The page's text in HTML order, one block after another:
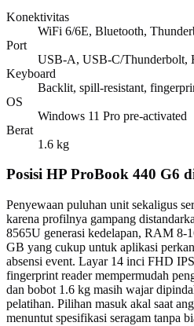
Konektivitas
WiFi 6/6E, Bluetooth,
Port
USB-A, USB-C/Thunderbolt,
Keyboard
Backlit, spill-resistant,
OS
Windows 11 Pro pre-activated
Berat
1.6 kg
Posisi HP ProBook 440 G6
Penyewaan puluhan unit sekaligus
karena profilnya gampang
8565U generasi kedelapan, RAM 8-
GB yang cukup untuk aplikasi
absensi event. Layar 14 inci FHD
fingerprint reader mempermudah
dan bobot 1.6 kg masih wajar
pelatihan. Pilihan masuk akal saat
menuntut spesifikasi seragam tanpa